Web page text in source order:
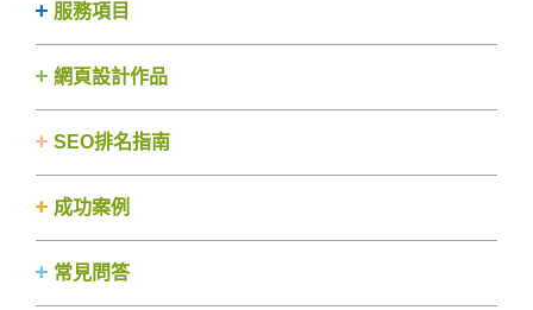
服務項目
網頁設計作品
SEO排名指南
成功案例
常見問答